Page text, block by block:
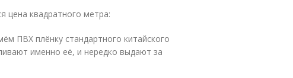
цена квадратного метра:
ПВХ плёнку стандартного китайского
именно её, и нередко выдают за